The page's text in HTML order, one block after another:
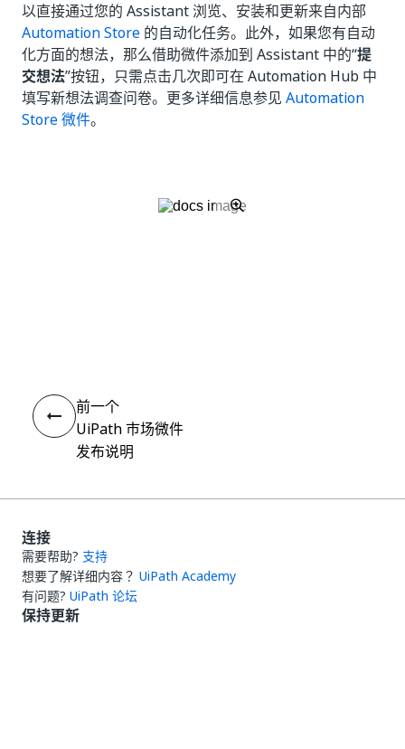
以直接通过您的 Assistant 浏览、安装和更新来自内部
Automation Store 的自动化任务。此外，如果您有自动
化方面的想法，那么借助微件添加到 Assistant 中的“提
交想法”按钮，只需点击几次即可在 Automation Hub 中
填写新想法调查问卷。更多详细信息参见 Automation
Store 微件。
前一个
UiPath 市场微件
发布说明
连接
需要帮助? 支持
想要了解详细内容？ UiPath Academy
有问题? UiPath 论坛
保持更新